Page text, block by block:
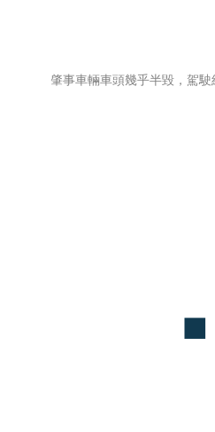
肇事車輛車頭幾乎半毀，駕